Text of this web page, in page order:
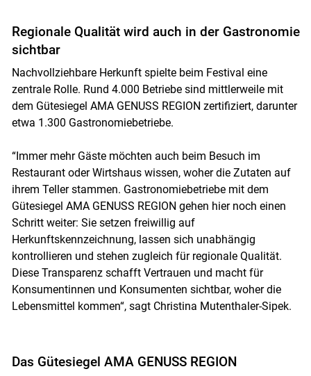
Regionale Qualität wird auch in der Gastronomie
sichtbar
Nachvollziehbare Herkunft spielte beim Festival eine
zentrale Rolle. Rund 4.000 Betriebe sind mittlerweile mit
dem Gütesiegel AMA GENUSS REGION zertifiziert, darunter
etwa 1.300 Gastronomiebetriebe.
“Immer mehr Gäste möchten auch beim Besuch im
Restaurant oder Wirtshaus wissen, woher die Zutaten auf
ihrem Teller stammen. Gastronomiebetriebe mit dem
Gütesiegel AMA GENUSS REGION gehen hier noch einen
Schritt weiter: Sie setzen freiwillig auf
Herkunftskennzeichnung, lassen sich unabhängig
kontrollieren und stehen zugleich für regionale Qualität.
Diese Transparenz schafft Vertrauen und macht für
Konsumentinnen und Konsumenten sichtbar, woher die
Lebensmittel kommen“, sagt Christina Mutenthaler-Sipek.
Das Gütesiegel AMA GENUSS REGION